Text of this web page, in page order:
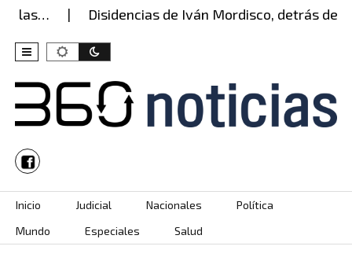
las… Disidencias de Iván Mordisco, detrás del
Skip to content
Inicio Judicial Nacionales
Política
Mundo
Especiales Salud